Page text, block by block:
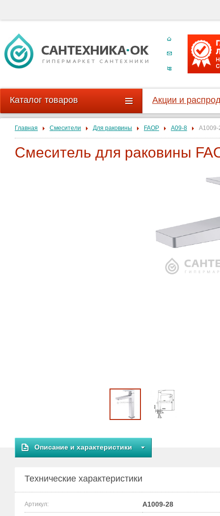
Каталог товаров Акции и
Главная Смесители Для раковины FAOP A09-8 A1009-
Смеситель для раковины
Описание и характеристики
Технические характеристики
Артикул: A1009-28